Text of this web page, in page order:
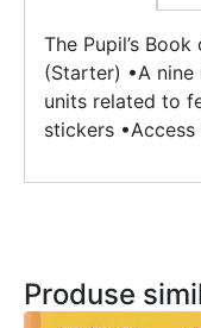
The Pupil’s
(Starter) •A
units related to
stickers
Produse